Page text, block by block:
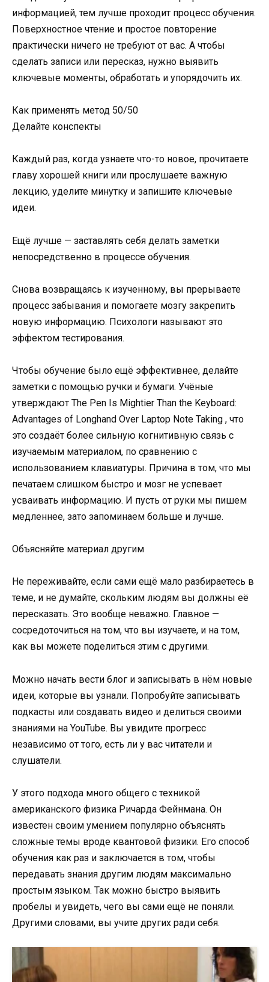
информацией, тем лучше проходит процесс обучения.
Поверхностное чтение и простое повторение
практически ничего не требуют от вас. А чтобы
сделать записи или пересказ, нужно выявить
ключевые моменты, обработать и упорядочить их.
Как применять метод 50/50
Делайте конспекты
Каждый раз, когда узнаете что-то новое, прочитаете
главу хорошей книги или прослушаете важную
лекцию, уделите минутку и запишите ключевые
идеи.
Ещё лучше — заставлять себя делать заметки
непосредственно в процессе обучения.
Снова возвращаясь к изученному, вы прерываете
процесс забывания и помогаете мозгу закрепить
новую информацию. Психологи называют это
эффектом тестирования.
Чтобы обучение было ещё эффективнее, делайте
заметки с помощью ручки и бумаги. Учёные
утверждают The Pen Is Mightier Than the Keyboard:
Advantages of Longhand Over Laptop Note Taking , что
это создаёт более сильную когнитивную связь с
изучаемым материалом, по сравнению с
использованием клавиатуры. Причина в том, что мы
печатаем слишком быстро и мозг не успевает
усваивать информацию. И пусть от руки мы пишем
медленнее, зато запоминаем больше и лучше.
Объясняйте материал другим
Не переживайте, если сами ещё мало разбираетесь в
теме, и не думайте, скольким людям вы должны её
пересказать. Это вообще неважно. Главное —
сосредоточиться на том, что вы изучаете, и на том,
как вы можете поделиться этим с другими.
Можно начать вести блог и записывать в нём новые
идеи, которые вы узнали. Попробуйте записывать
подкасты или создавать видео и делиться своими
знаниями на YouTube. Вы увидите прогресс
независимо от того, есть ли у вас читатели и
слушатели.
У этого подхода много общего с техникой
американского физика Ричарда Фейнмана. Он
известен своим умением популярно объяснять
сложные темы вроде квантовой физики. Его способ
обучения как раз и заключается в том, чтобы
передавать знания другим людям максимально
простым языком. Так можно быстро выявить
пробелы и увидеть, чего вы сами ещё не поняли.
Другими словами, вы учите других ради себя.